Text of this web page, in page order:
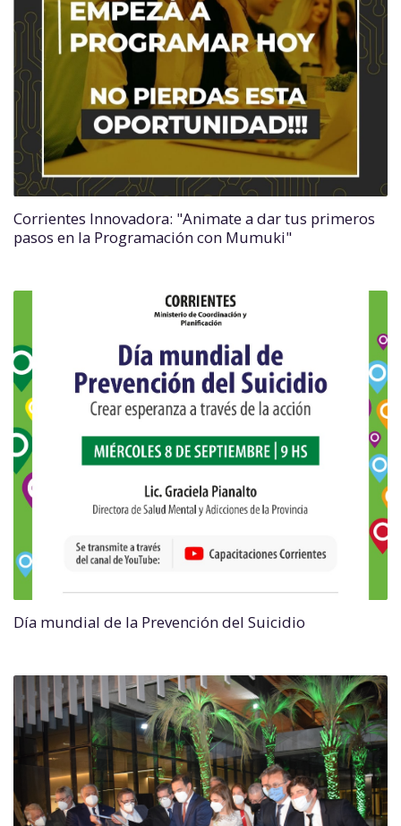
Corrientes Innovadora: "Animate a dar tus primeros
pasos en la Programación con Mumuki"
Día mundial de la Prevención del Suicidio